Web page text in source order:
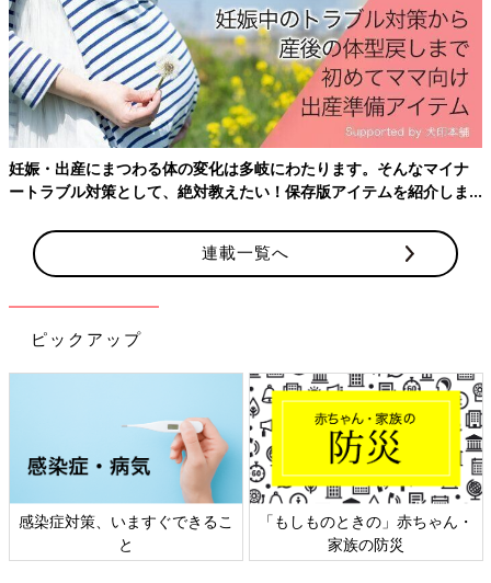
産後はお世話で大忙し、出産前にそろえておきたいアイテム、知っ
ておきたいことをわかりやすく紹介！
連載一覧へ
ピックアップ
日本外来小児科学会リーフレッ
ト検討会
六星占術 細木かおりさんの人生
相談